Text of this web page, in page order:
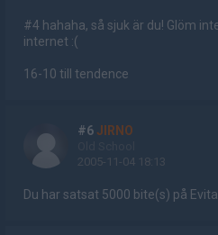
#4 hahaha, så sjuk är du! Glöm
internet :(
16-10 till tendence
#6 JIRNO
2005-11-04 18:13
Du har satsat 5000 bite(s) på